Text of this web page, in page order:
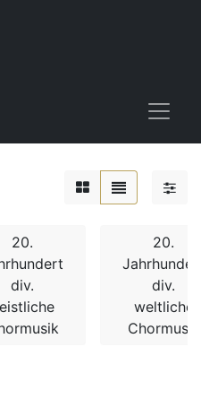
20.
div.
20.
div.
weltliche
Chormusik